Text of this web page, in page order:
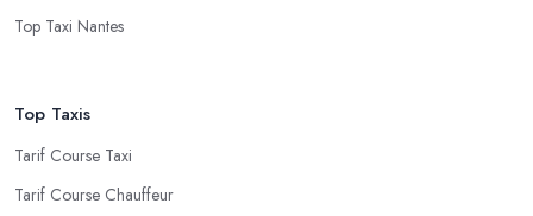
Top Taxi Nantes
Top Taxis
Tarif Course Taxi
Tarif Course Chauffeur